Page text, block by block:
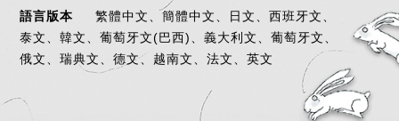
語言版本
繁體中文、簡體中文、日文、西班牙文、
泰文、韓文、葡萄牙文(巴西)、義大利文、葡萄牙文、
俄文、瑞典文、德文、越南文、法文、英文